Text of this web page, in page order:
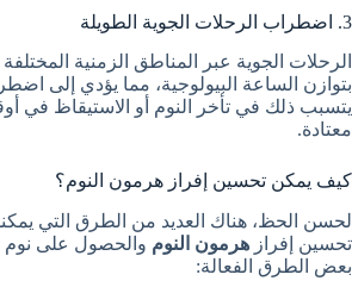
3. اضطراب الرحلات الجوية الطويلة
الرحلات الجوية عبر المناطق الزمنية
بتوازن الساعة البيولوجية، مما يؤدي إلى
يتسبب ذلك في تأخر النوم أو الاستيقاظ في
معتادة.
كيف يمكن تحسين إفراز هرمون النوم؟
لحسن الحظ، هناك العديد من الطرق التي
تحسين إفراز هرمون النوم والحصول على نوم
بعض الطرق الفعالة: